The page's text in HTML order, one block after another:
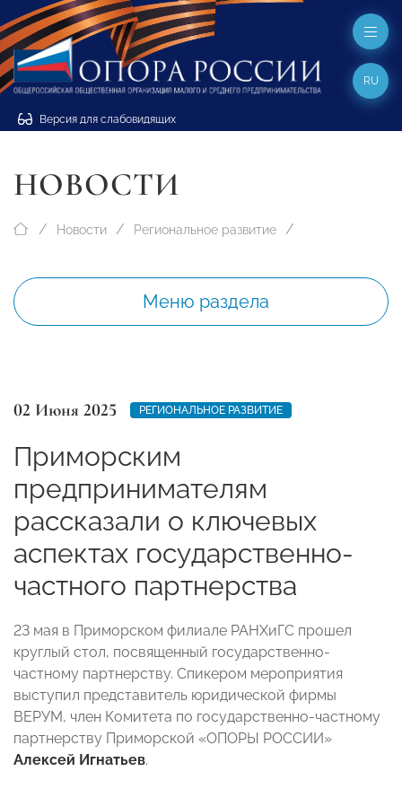
Версия для слабовидящих
RU
НОВОСТИ
Новости Региональное развитие
Меню раздела
02 Июня 2025 РЕГИОНАЛЬНОЕ РАЗВИТИЕ
Приморским
предпринимателям
рассказали о ключевых
аспектах государственно-
частного партнерства
23 мая в Приморском филиале РАНХиГС прошел
круглый стол, посвященный государственно-
частному партнерству. Спикером мероприятия
выступил представитель юридической фирмы
ВЕРУМ, член Комитета по государственно-частному
партнерству Приморской «ОПОРЫ РОССИИ»
Алексей Игнатьев.